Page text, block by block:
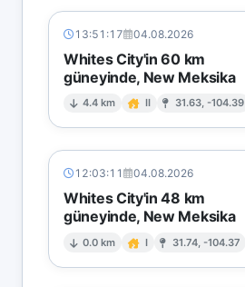
13:51:17 04.08.2026
Whites City'in 60 km
güneyinde, New Meksika
4.4 km II 31.63, -104.39
12:03:11 04.08.2026
Whites City'in 48 km
güneyinde, New Meksika
0.0 km I 31.74, -104.37